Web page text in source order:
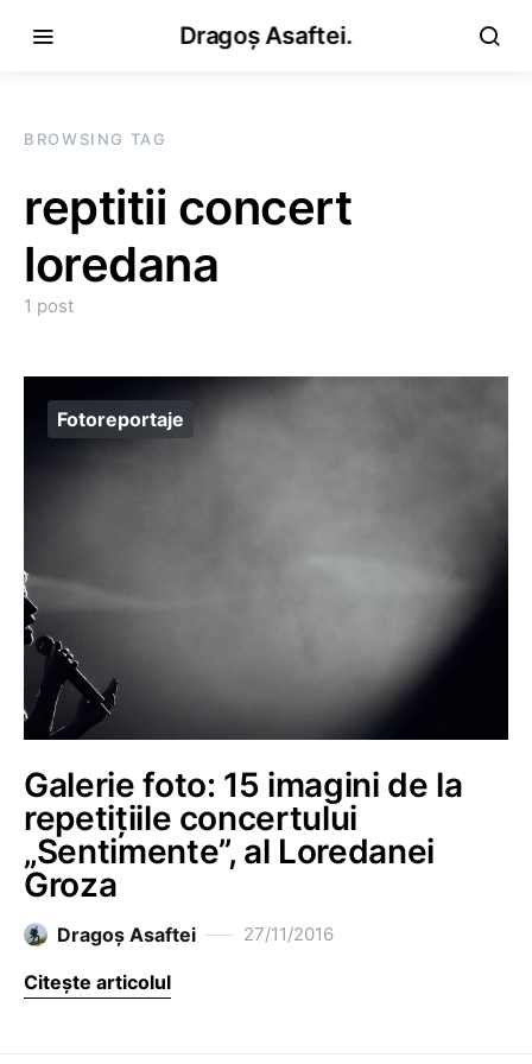
Dragoș Asaftei.
BROWSING TAG
reptitii concert
loredana
1 post
Fotoreportaje
Galerie foto: 15 imagini de la
repetițiile concertului
„Sentimente”, al Loredanei
Groza
Dragoş Asaftei 27/11/2016
Citește articolul